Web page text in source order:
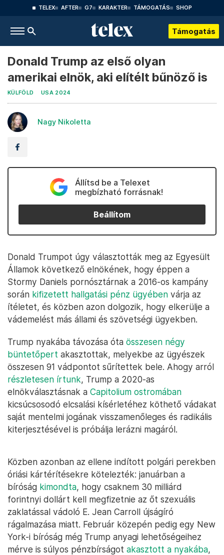
TELEX AFTER G7 KARAKTER TÁMOGATÁS SHOP
Támogatás
Donald Trump az első olyan
amerikai elnök, aki elítélt bűnöző is
KÜLFÖLD USA 2024
Nagy Nikoletta
Állítsd be a Telexet
megbízható forrásnak!
Beállítom
Donald Trumpot úgy választották meg az Egyesült
Államok következő elnökének, hogy éppen a
Stormy Daniels pornósztárnak a 2016-os kampány
során kifizetett hallgatási pénz ügyében várja az
ítéletet, és közben azon dolgozik, hogy elkerülje a
vádemelést más állami és szövetségi ügyekben.
Trump nyakába távozása óta összesen négy
büntetőpert akasztottak, melyekbe az ügyészek
összesen 91 vádpontot sűrítettek bele. Ahogy arról
részletesen írtunk, Trump a 2020-as
elnökválasztásnak a Capitolium ostromában
kicsúcsosodó elcsalási kísérletéhez köthető vádakat
saját mentelmi jogának visszamenőleges és radikális
kiterjesztésével is próbálja lerázni magáról.
Közben azonban az ellene indított polgári perekben
óriási kártérítésekre kötelezték: januárban a
bíróság kimondta, hogy csaknem 30 milliárd
forintnyi dollárt kell megfizetnie az őt szexuális
zaklatással vádoló E. Jean Carroll újságíró
rágalmazása miatt. Február közepén pedig egy New
York-i bíróság még Trump anyagi lehetőségeihez
mérve is súlyos pénzbírságot akasztott a nyakába,